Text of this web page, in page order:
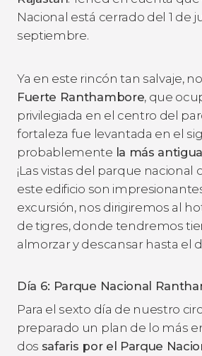
Nacional está cerrado del 1 de
septiembre.
Ya en este rincón tan salvaje,
Fuerte Ranthambore, que
privilegiada en el centro del
fortaleza fue levantada en el
probablemente la más
¡Las vistas del parque nacional
este edificio son
excursión, nos dirigiremos al
de tigres, donde tendremos
almorzar y descansar hasta el
Día 6: Parque Nacional
Para el sexto día de nuestro
preparado un plan de lo más
dos safaris por el Parque